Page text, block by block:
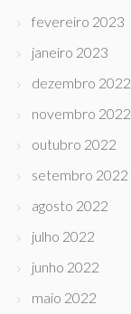
fevereiro 2023
janeiro 2023
dezembro 2022
novembro 2022
outubro 2022
setembro 2022
agosto 2022
julho 2022
junho 2022
maio 2022